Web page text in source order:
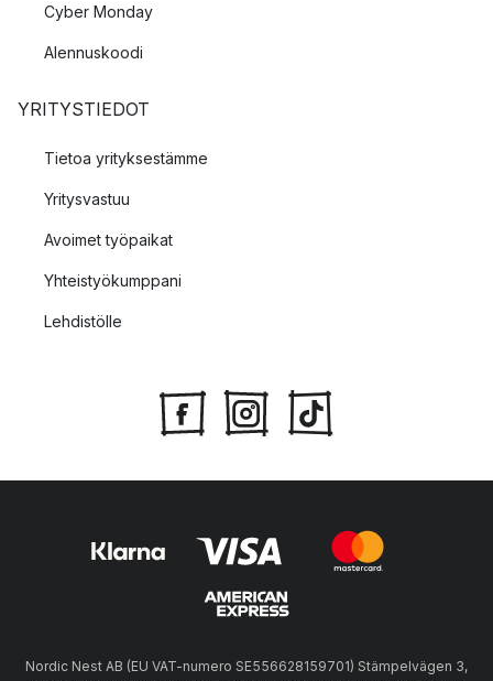
Cyber Monday
Alennuskoodi
YRITYSTIEDOT
Tietoa yrityksestämme
Yritysvastuu
Avoimet työpaikat
Yhteistyökumppani
Lehdistölle
Nordic Nest AB (EU VAT-numero SE556628159701) Stämpelvägen 3,